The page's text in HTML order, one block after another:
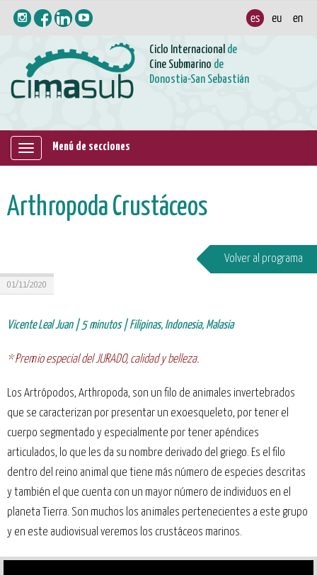
Ciclo Internacional de
Cine Submarino de
Donostia-San Sebastián
Mostrar/ocultar
Menú de secciones
Arthropoda Crustáceos
Volver al programa
01/11/2020
Vicente Leal Juan | 5 minutos | Filipinas, Indonesia, Malasia
* Premio especial del JURADO, calidad y belleza.
Los Artrópodos, Arthropoda, son un filo de animales invertebrados
que se caracterizan por presentar un exoesqueleto, por tener el
cuerpo segmentado y especialmente por tener apéndices
articulados, lo que les da su nombre derivado del griego. Es el filo
dentro del reino animal que tiene más número de especies descritas
y también el que cuenta con un mayor número de individuos en el
planeta Tierra. Son muchos los animales pertenecientes a este grupo
y en este audiovisual veremos los crustáceos marinos.